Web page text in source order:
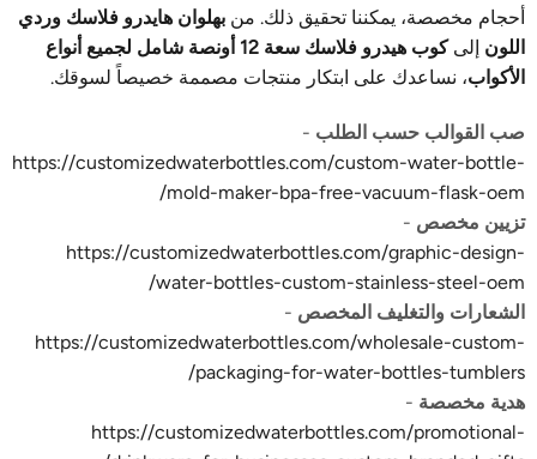
أحجام مخصصة، يمكننا تحقيق ذلك. من بهلوان هايدرو فلاسك وردي
اللون إلى
كوب هيدرو فلاسك سعة 12 أونصة شامل لجميع أنواع
الأكواب، نساعدك على ابتكار منتجات مصممة خصيصاً لسوقك.
صب القوالب حسب الطلب -
https://customizedwaterbottles.com/custom-water-bottle-
mold-maker-bpa-free-vacuum-flask-oem/
تزيين مخصص -
https://customizedwaterbottles.com/graphic-design-
water-bottles-custom-stainless-steel-oem/
الشعارات والتغليف المخصص -
https://customizedwaterbottles.com/wholesale-custom-
packaging-for-water-bottles-tumblers/
هدية مخصصة -
https://customizedwaterbottles.com/promotional-